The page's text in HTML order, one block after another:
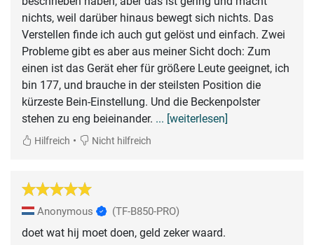
nichts, weil darüber hinaus bewegt sich nichts. Das
Verstellen finde ich auch gut gelöst und einfach. Zwei
Probleme gibt es aber aus meiner Sicht doch: Zum
einen ist das Gerät eher für größere Leute geeignet, ich
bin 177, und brauche in der steilsten Position die
kürzeste Bein-Einstellung. Und die Beckenpolster
stehen zu eng beieinander. ... [weiterlesen]
Hilfreich • Nicht hilfreich
Anonymous (TF-B850-PRO)
doet wat hij moet doen, geld zeker waard.